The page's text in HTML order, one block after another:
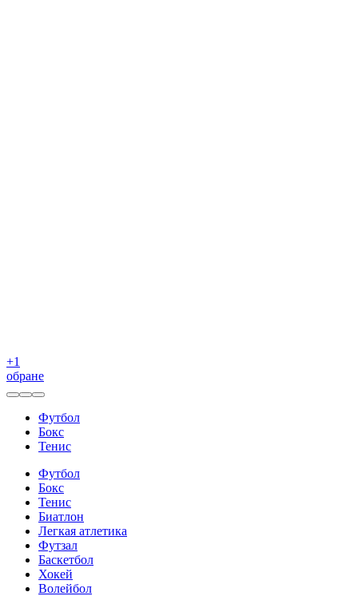
+1
обране
Футбол
Бокс
Тенис
Футбол
Бокс
Тенис
Биатлон
Легкая атлетика
Футзал
Баскетбол
Хокей
Волейбол